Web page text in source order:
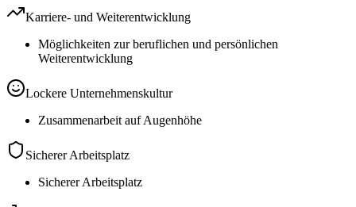
Karriere- und Weiterentwicklung
Möglichkeiten zur beruflichen und persönlichen
Weiterentwicklung
Lockere Unternehmenskultur
Zusammenarbeit auf Augenhöhe
Sicherer Arbeitsplatz
Sicherer Arbeitsplatz